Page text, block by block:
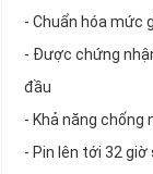
- Chuẩn hóa mức
- Được chứng
đầu
- Khả năng chống
- Pin lên tới 32